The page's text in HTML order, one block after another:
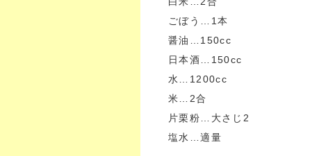
ごぼう…1本
醤油…150cc
日本酒…150cc
水…1200cc
米…2合
片栗粉…大さじ2
塩水…適量